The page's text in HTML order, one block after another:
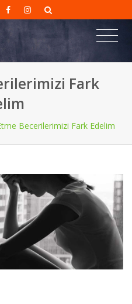
Fark
Becerilerimizi Fark Edelim